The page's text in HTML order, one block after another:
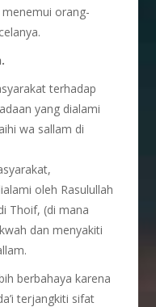
orang-
terhadap
yang dialami
wa sallam di
oleh Rasulullah
Thoif, (di mana
dan menyakiti
berbahaya karena
terjangkiti sifat